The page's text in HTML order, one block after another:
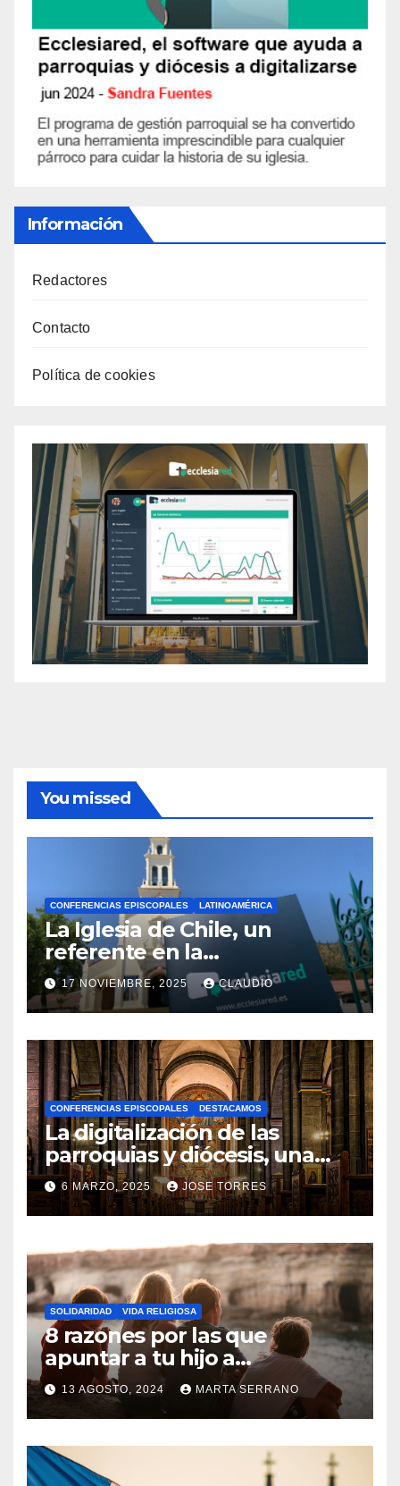
Información
Redactores
Contacto
Política de cookies
You missed
CONFERENCIAS EPISCOPALES LATINOAMÉRICA
La Iglesia de Chile, un
referente en la
transformación digital
gracias a Ecclesiared
17 NOVIEMBRE, 2025 CLAUDIO
N
O
H
A
Y
C
O
M
N
T
A
R
I
O
S
CONFERENCIAS EPISCOPALES DESTACAMOS
La digitalización de las
parroquias y diócesis, una
realidad ya para el futuro de
la Iglesia
6 MARZO, 2025 JOSE TORRES
N
O
H
A
Y
SOLIDARIDAD VIDA RELIGIOSA
8 razones por las que
apuntar a tu hijo a
Catequesis
13 AGOSTO, 2024 MARTA SERRANO
N
O